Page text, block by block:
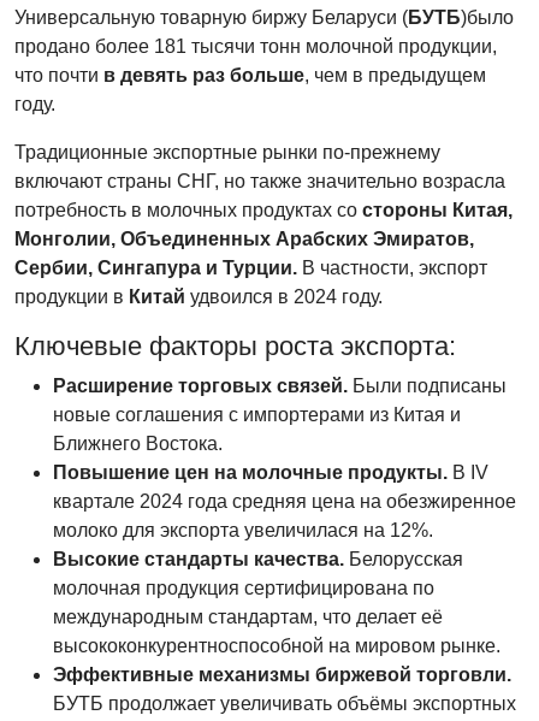
Универсальную товарную биржу Беларуси (БУТБ)было
продано более 181 тысячи тонн молочной продукции,
что почти в девять раз больше, чем в предыдущем
году.
Традиционные экспортные рынки по-прежнему
включают страны СНГ, но также значительно возрасла
потребность в молочных продуктах со стороны Китая,
Монголии, Объединенных Арабских Эмиратов,
Сербии, Сингапура и Турции. В частности, экспорт
продукции в Китай удвоился в 2024 году.
Ключевые факторы роста экспорта:
Расширение торговых связей. Были подписаны
новые соглашения с импортерами из Китая и
Ближнего Востока.
Повышение цен на молочные продукты. В IV
квартале 2024 года средняя цена на обезжиренное
молоко для экспорта увеличилася на 12%.
Высокие стандарты качества. Белорусская
молочная продукция сертифицирована по
международным стандартам, что делает её
высококонкурентноспособной на мировом рынке.
Эффективные механизмы биржевой торговли.
БУТБ продолжает увеличивать объёмы экспортных